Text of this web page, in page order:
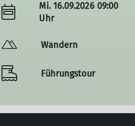
Mi. 16.09.2026 09:00
Uhr
Wandern
Führungstour